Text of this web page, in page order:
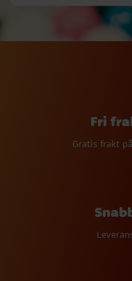
Fri
Gratis frakt